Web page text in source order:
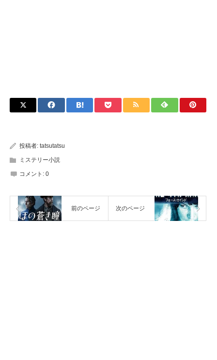
投稿者: tatsutatsu
ミステリー小説
コメント: 0
前のページ 次のページ